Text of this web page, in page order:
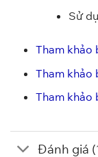
Sử
Tham khảo
Tham khảo
Tham khảo
Đánh giá